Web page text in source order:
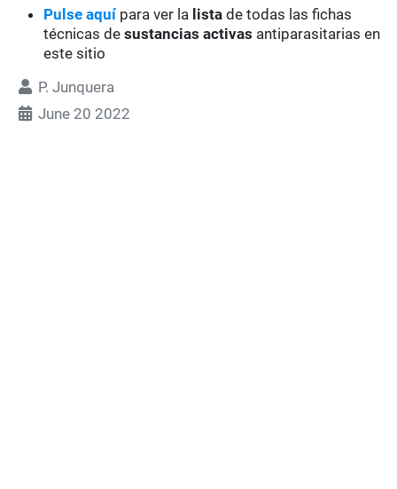
Pulse aquí para ver la lista de todas las fichas
técnicas desustancias activas antiparasitarias en
este sitio
P. Junquera
June 20 2022